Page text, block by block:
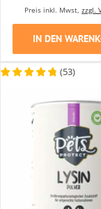
Preis inkl. Mwst,zzgl.
IN DEN
(53)